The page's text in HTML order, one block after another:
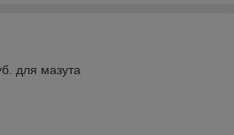
для мазута